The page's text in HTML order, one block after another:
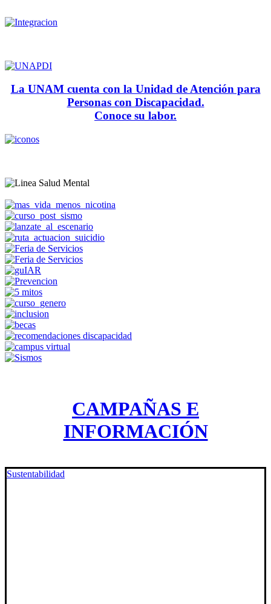
La UNAM cuenta con la Unidad de Atención para
Personas con Discapacidad.
Conoce su labor.
CAMPAÑAS E
INFORMACIÓN
Sustentabilidad